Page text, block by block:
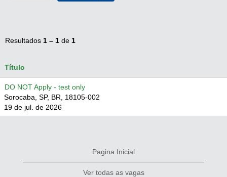
Resultados 1 – 1 de 1
Título
DO NOT Apply - test only
Sorocaba, SP, BR, 18105-002
19 de jul. de 2026
Pagina Inicial
Ver todas as vagas